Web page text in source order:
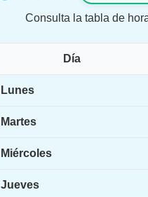
Consulta la tabla de
Día
Lunes
Martes
Miércoles
Jueves